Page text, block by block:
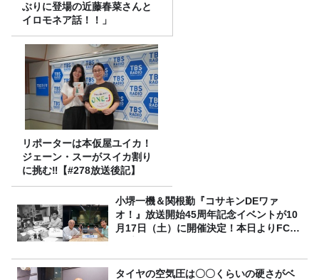
ぶりに登場の近藤春菜さんと
イロモネア話！！」
リポーターは本仮屋ユイカ！
ジェーン・スーがスイカ割り
に挑む‼【#278放送後記】
小堺一機＆関根勤『コサキンDEワァ
オ！』放送開始45周年記念イベントが10
月17日（土）に開催決定！本日よりFC先
タイヤの空気圧は〇〇くらいの硬さがベ